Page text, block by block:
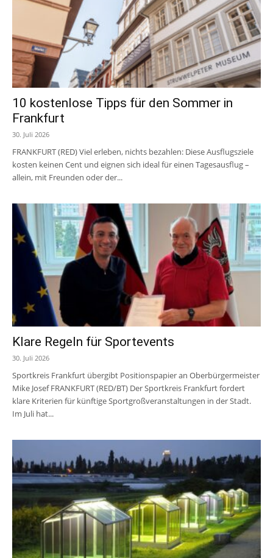
10 kostenlose Tipps für den Sommer in
Frankfurt
30. Juli 2026
FRANKFURT (RED) Viel erleben, nichts bezahlen: Diese Ausflugsziele
kosten keinen Cent und eignen sich ideal für einen Tagesausflug –
allein, mit Freunden oder der...
Klare Regeln für Sportevents
30. Juli 2026
Sportkreis Frankfurt übergibt Positionspapier an Oberbürgermeister
Mike Josef FRANKFURT (RED/BT) Der Sportkreis Frankfurt fordert
klare Kriterien für künftige Sportgroßveranstaltungen in der Stadt.
Im Juli hat...